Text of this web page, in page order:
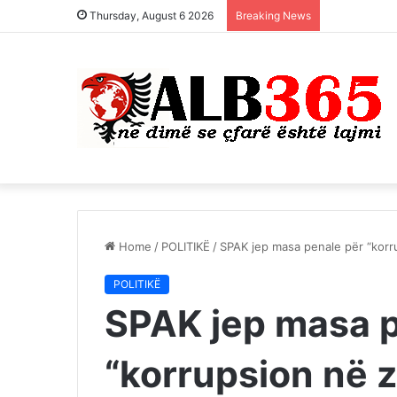
Thursday, August 6 2026 Breaking News
Home / POLITIKË / SPAK jep masa penale për
POLITIKË
SPAK jep masa
“korrupsion në